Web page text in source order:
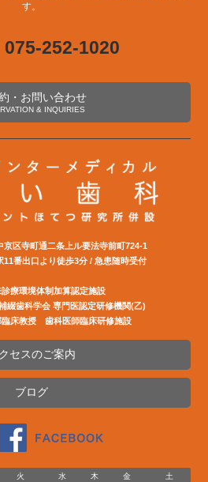
す。
075-252-1020
・お問い合わせ
& INQUIRIES
区寺町通二条上ル要法寺前町724-1
11番出口より徒歩3分 / 急患随時受付
診療環境体制加算認定施設
綴⻭科学会 専⾨医認定研修機関(⼄)
臨床教授 歯科医師臨床研修施設
セスのご案内
ブログ
火 水 木 金 土